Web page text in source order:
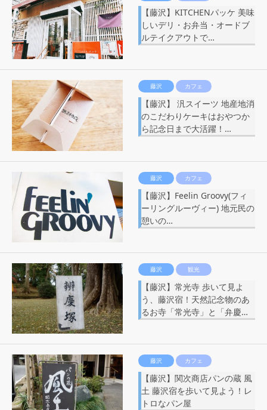
【藤沢】KITCHENパッケ 美味
しいデリ・お弁当・オードブ
ルテイクアウトで…
藤沢 カフェ
【藤沢】 汎スイーツ 地産地消
のこだわりケーキはおやつか
ら記念日まで大活躍！…
藤沢 カフェ
【藤沢】Feelin Groovy(フィ
ーリングルーヴィー) 地元民の
憩いの…
藤沢 観光
【藤沢】常光寺 歩いて見よ
う、藤沢宿！天然記念物のあ
るお寺「常光寺」と「弁慶…
藤沢 カフェ
【藤沢】関次商店パンの蔵 風
土 藤沢宿を歩いて見よう！レ
トロなパン屋